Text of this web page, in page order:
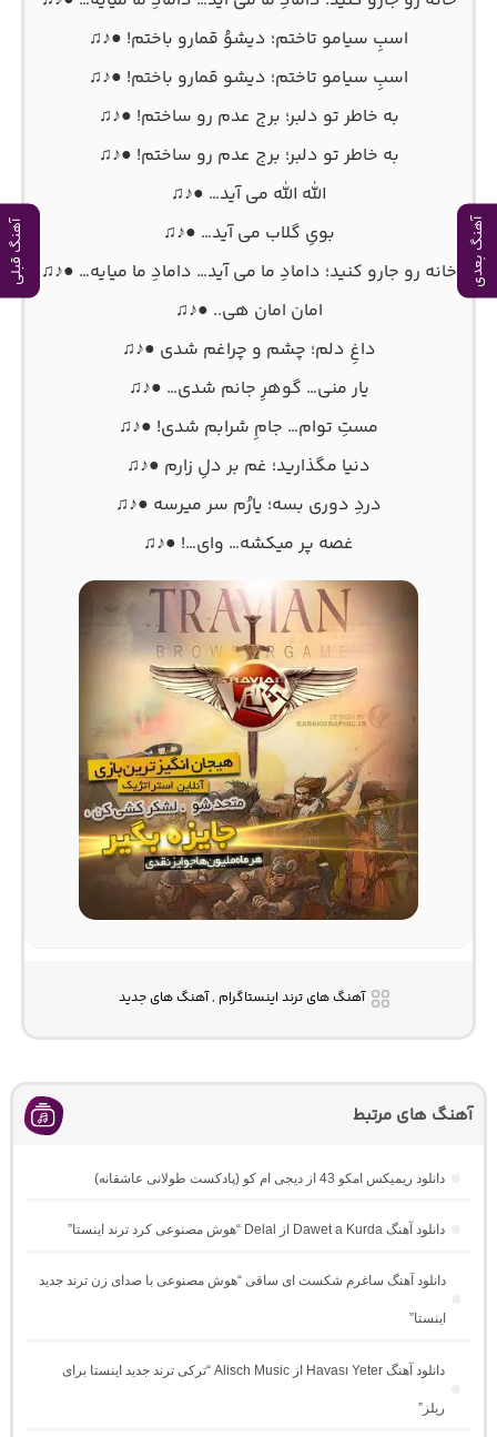
آهنگ بعدی آهنگ قبلی
اسبِ سیامو تاختم؛ دیشوُ قمارو باختم! ●♪♫
اسبِ سیامو تاختم؛ دیشو قمارو باختم! ●♪♫
به خاطر تو دلبر؛ برج عدم رو ساختم! ●♪♫
به خاطر تو دلبر؛ برج عدم رو ساختم! ●♪♫
الله الله می آید… ●♪♫
بویِ گلاب می آید… ●♪♫
خانه رو جارو کنید؛ دامادِ ما می آید… دامادِ ما میایه… ●♪♫
امان امان هی.. ●♪♫
داغِ دلم؛ چشم و چراغم شدی ●♪♫
یار منی… گوهرِ جانم شدی… ●♪♫
مستِ توام… جامِ شرابم شدی! ●♪♫
دنیا مگذارید؛ غم بر دلِ زارم ●♪♫
دردِ دوری بسه؛ یارُم سر میرسه ●♪♫
غصه پر میکشه… وای…! ●♪♫
آهنگ های ترند اینستاگرام , آهنگ های جدید
آهنگ های مرتبط
دانلود ریمیکس امکو 43 از دیجی ام کو (پادکست طولانی عاشقانه)
دانلود آهنگ Dawet a Kurda از Delal “هوش مصنوعی کرد ترند اینستا”
دانلود آهنگ ساغرم شکست ای ساقی “هوش مصنوعی با صدای زن ترند جدید
اینستا”
دانلود آهنگ Havası Yeter از Alisch Music “ترکی ترند جدید اینستا برای
ریلز”